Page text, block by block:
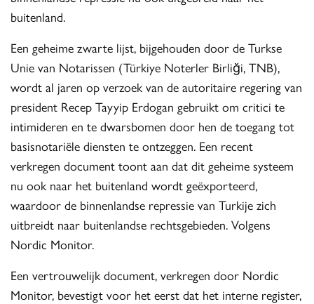
buitenland.
Een geheime zwarte lijst, bijgehouden door de Turkse
Unie van Notarissen (Türkiye Noterler Birliği, TNB),
wordt al jaren op verzoek van de autoritaire regering van
president Recep Tayyip Erdogan gebruikt om critici te
intimideren en te dwarsbomen door hen de toegang tot
basisnotariële diensten te ontzeggen. Een recent
verkregen document toont aan dat dit geheime systeem
nu ook naar het buitenland wordt geëxporteerd,
waardoor de binnenlandse repressie van Turkije zich
uitbreidt naar buitenlandse rechtsgebieden. Volgens
Nordic Monitor.
Een vertrouwelijk document, verkregen door Nordic
Monitor, bevestigt voor het eerst dat het interne register,